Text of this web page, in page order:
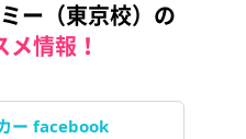
ー（東京校）の
情報！
ー facebook